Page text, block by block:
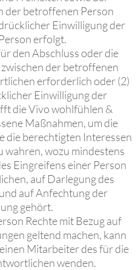
der betroffenen Person
Einwilligung der
erfolgt.
den Abschluss oder die
der betroffenen
erforderlich oder (2)
Einwilligung der
die Vivo wohlfühlen &
Maßnahmen, um die
die berechtigten Interessen
wozu mindestens
Eingreifens einer Person
auf Darlegung des
auf Anfechtung der
gehört.
Rechte mit Bezug auf
geltend machen, kann
Mitarbeiter des für die
wenden.